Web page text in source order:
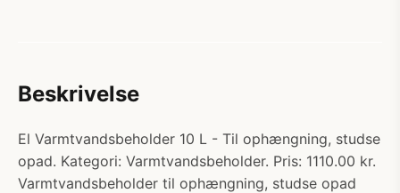
Beskrivelse
El Varmtvandsbeholder 10 L - Til ophængning, studse
opad. Kategori: Varmtvandsbeholder. Pris: 1110.00 kr.
Varmtvandsbeholder til ophængning, studse opad